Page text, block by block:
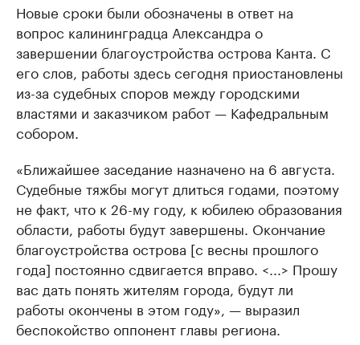
Новые сроки были обозначены в ответ на
вопрос калининградца Александра о
завершении благоустройства острова Канта. С
его слов, работы здесь сегодня приостановлены
из-за судебных споров между городскими
властями и заказчиком работ — Кафедральным
собором.
«Ближайшее заседание назначено на 6 августа.
Судебные тяжбы могут длиться годами, поэтому
не факт, что к 26-му году, к юбилею образования
области, работы будут завершены. Окончание
благоустройства острова [с весны прошлого
года] постоянно сдвигается вправо. <...> Прошу
вас дать понять жителям города, будут ли
работы окончены в этом году», — выразил
беспокойство оппонент главы региона.